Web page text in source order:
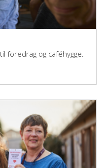
foredrag og caféhygge.